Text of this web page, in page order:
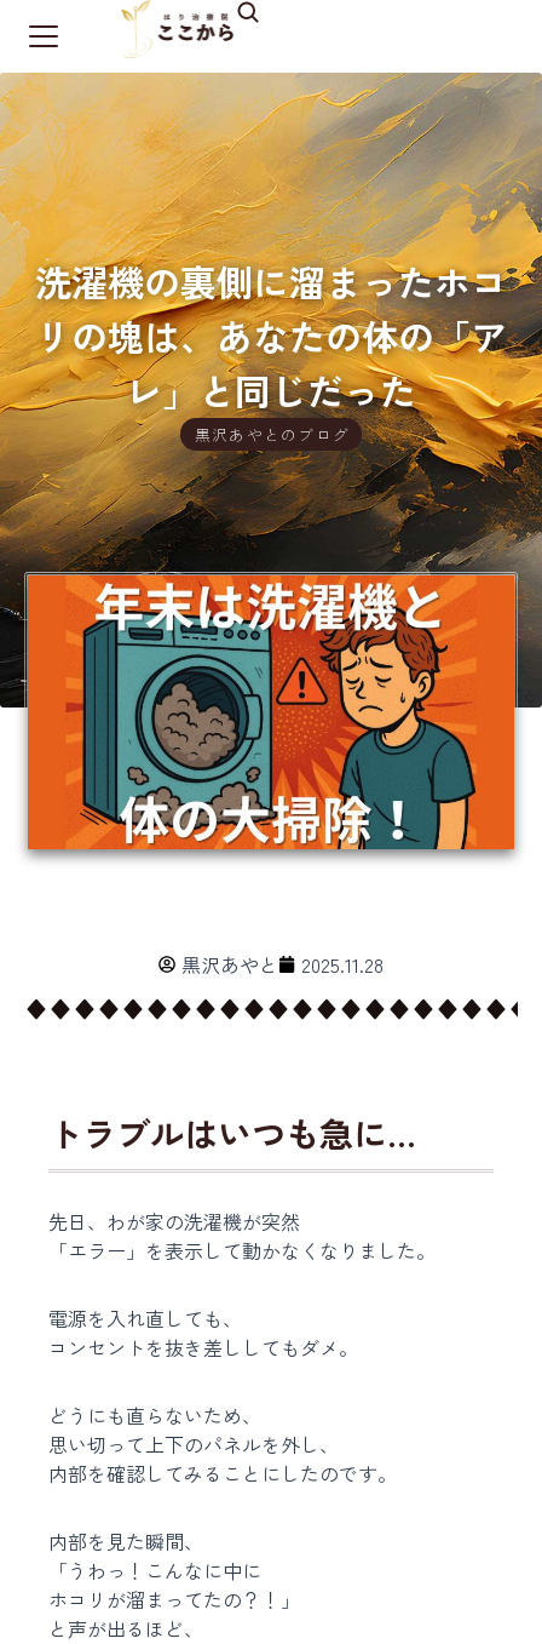
洗濯機の裏側に溜まったホコ
リの塊は、あなたの体の「ア
レ」と同じだった
黒沢あやとのブログ
黒沢あやと 2025.11.28
トラブルはいつも急に…
先日、わが家の洗濯機が突然
「エラー」を表示して動かなくなりました。
電源を入れ直しても、
コンセントを抜き差ししてもダメ。
どうにも直らないため、
思い切って上下のパネルを外し、
内部を確認してみることにしたのです。
内部を見た瞬間、
「うわっ！こんなに中に
ホコリが溜まってたの？！」
と声が出るほど、